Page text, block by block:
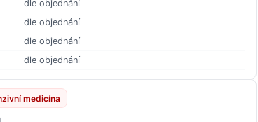
dle objednání
dle objednání
dle objednání
dle objednání
medicína